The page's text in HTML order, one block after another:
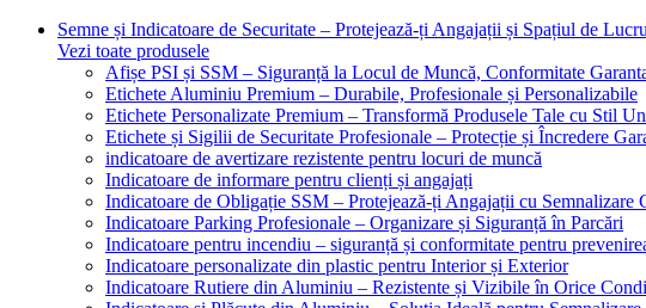
Semne și Indicatoare de Securitate – Protejează-ți Angajații și Spațiul de Lucru
Vezi toate produsele
Afișe PSI și SSM – Siguranță la Locul de Muncă, Conformitate
Etichete Aluminiu Premium – Durabile, Profesionale și Personalizabile
Etichete Personalizate Premium – Transformă Produsele Tale cu Stil
Etichete și Sigilii de Securitate Profesionale – Protecție și Încredere
indicatoare de avertizare rezistente pentru locuri de muncă
Indicatoare de informare pentru clienți și angajați
Indicatoare de Obligație SSM – Protejează-ți Angajații cu Semnalizare
Indicatoare Parking Profesionale – Organizare și Siguranță în Parcări
Indicatoare pentru incendiu – siguranță și conformitate pentru
Indicatoare personalizate din plastic pentru Interior și Exterior
Indicatoare Rutiere din Aluminiu – Rezistente și Vizibile în Orice